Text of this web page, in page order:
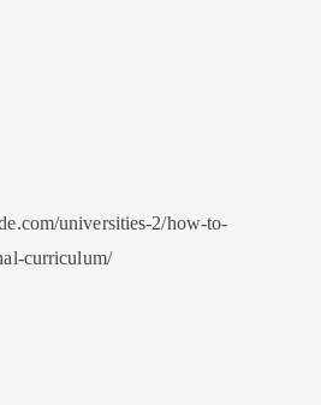
universities-2/how-to-
curriculum/